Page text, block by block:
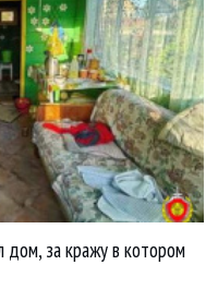
за кражу в котором